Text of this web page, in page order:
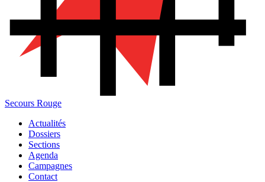
Secours Rouge
Actualités
Dossiers
Sections
Agenda
Campagnes
Contact